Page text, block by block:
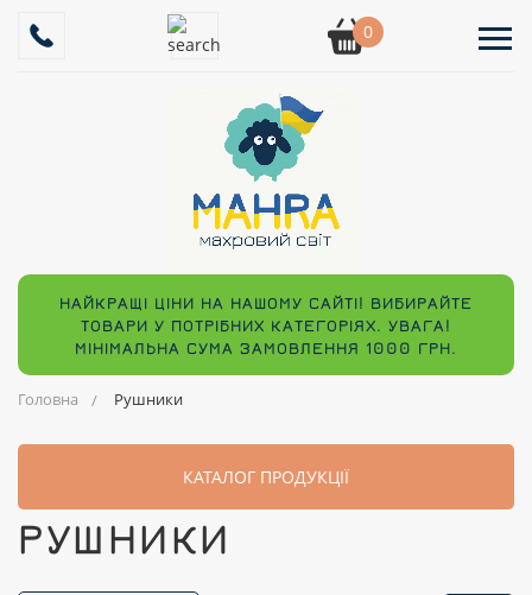
0
НАЙКРАЩІ ЦІНИ НА НАШОМУ САЙТІ! ВИБИРАЙТЕ
ТОВАРИ У ПОТРІБНИХ КАТЕГОРІЯХ. УВАГА!
МІНІМАЛЬНА СУМА ЗАМОВЛЕННЯ 1000 ГРН.
Головна Рушники
КАТАЛОГ ПРОДУКЦІЇ
РУШНИКИ